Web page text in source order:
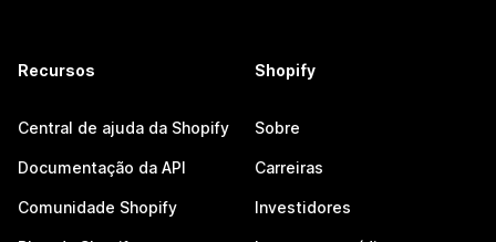
Recursos
Central de ajuda da Shopify
Documentação da API
Comunidade Shopify
Shopify
Sobre
Carreiras
Investidores